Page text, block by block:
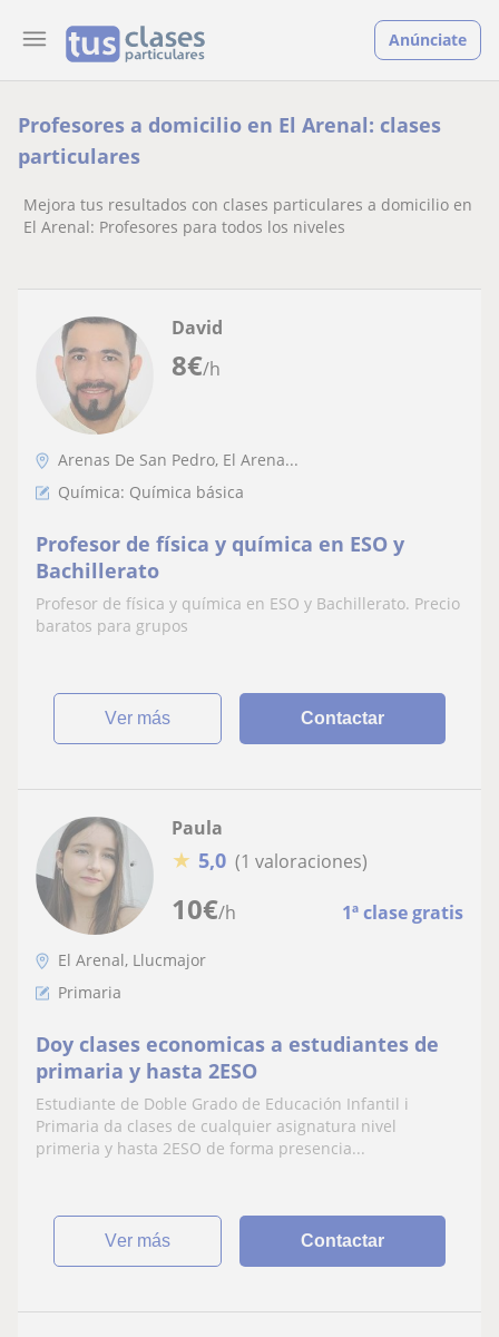
Anúnciate
Profesores a domicilio en El Arenal: clases
particulares
Mejora tus resultados con clases particulares a domicilio en
El Arenal: Profesores para todos los niveles
8€/h
David
Arenas De San Pedro, El Arena...
Química: Química básica
Profesor de física y química en ESO y
Bachillerato
Profesor de física y química en ESO y Bachillerato. Precio
baratos para grupos
ver más Contactar
10€/h 1ª clase gratis
Paula
★ 5,0 (1 valoraciones)
El Arenal, Llucmajor
Primaria
Doy clases economicas a estudiantes de
primaria y hasta 2ESO
Estudiante de Doble Grado de Educación Infantil i
Primaria da clases de cualquier asignatura nivel
primeria y hasta 2ESO de forma presencia...
ver más Contactar